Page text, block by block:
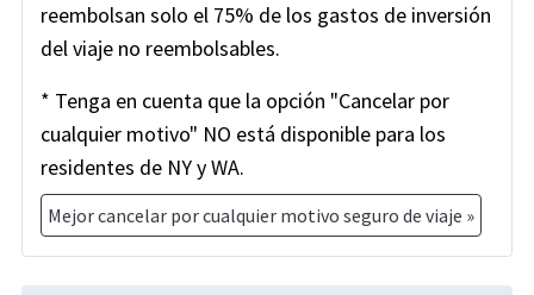
reembolsan solo el 75% de los gastos de inversión
del viaje no reembolsables.
* Tenga en cuenta que la opción "Cancelar por
cualquier motivo" NO está disponible para los
residentes de NY y WA.
Mejor cancelar por cualquier motivo seguro de viaje »